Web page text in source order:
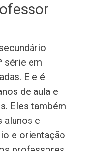
série em
Ele é
de aula e
Eles também
alunos e
e orientação